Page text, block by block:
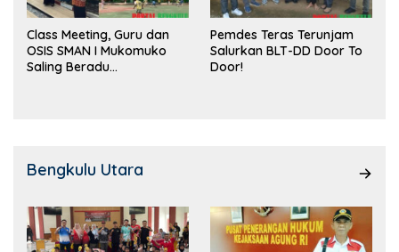
Class Meeting, Guru dan
OSIS SMAN I Mukomuko
Saling Beradu
Pemdes Teras Terunjam
Salurkan BLT-DD Door To
Door!
Bengkulu Utara